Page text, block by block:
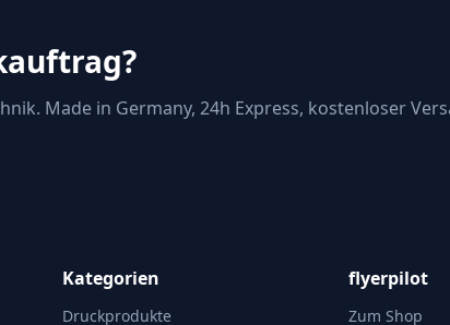
Made in Germany, 24h Express, kostenloser
Kategorien
Druckprodukte
flyerpilot
Zum Shop